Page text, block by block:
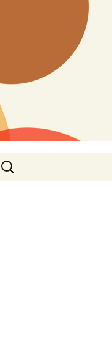
Buscar: